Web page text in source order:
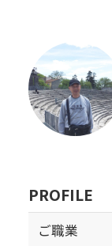
PROFILE
ご職業